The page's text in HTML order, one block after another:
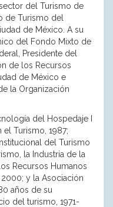
del Turismo de
de Turismo del
de México. A su
del Fondo Mixto de
Presidente del
de los Recursos
de México e
la Organización
del Hospedaje I
el Turismo, 1987;
del Turismo
la Industria de la
Recursos Humanos
y la Asociación
años de su
del turismo, 1971-